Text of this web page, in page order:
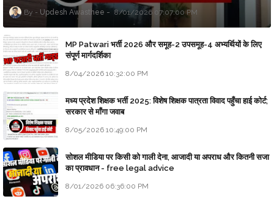
Updesh Awasthee 8/01/2026 07:07:00 PM
MP Patwari भर्ती 2026 और समूह-2 उपसमूह-4 अभ्यर्थियों के लिए
संपूर्ण मार्गदर्शिका
8/04/2026 10:32:00 PM
मध्य प्रदेश शिक्षक भर्ती 2025: विशेष शिक्षक पात्रता विवाद पहुँचा हाई कोर्ट;
सरकार से माँगा जवाब
8/05/2026 10:49:00 PM
सोशल मीडिया पर किसी को गाली देना, आजादी या अपराध और कितनी सजा
का प्रावधान - free legal advice
8/01/2026 06:36:00 PM